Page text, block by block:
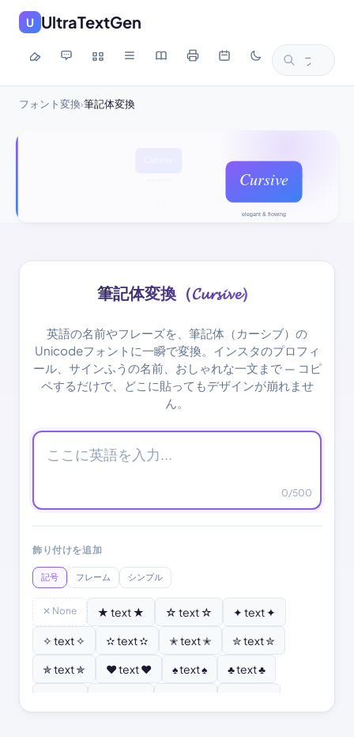
U UltraTextGen
フォント変換›筆記体変換
筆記体変換（𝓒𝓾𝓻𝓼𝓲𝓿𝓮）
英語の名前やフレーズを、筆記体（カーシブ）の
Unicodeフォントに一瞬で変換。インスタのプロフィ
ール、サインふうの名前、おしゃれな一文まで — コピ
ペするだけで、どこに貼ってもデザインが崩れませ
ん。
0/500
飾り付けを追加
記号 フレーム シンプル
✕ None ★ text ★ ☆ text ☆
✦ text ✦
✧ text ✧
✫ text ✫ ✭ text ✭
✮ text ✮
✯ text ✯
♥ text ♥ ♠ text ♠
♣ text ♣